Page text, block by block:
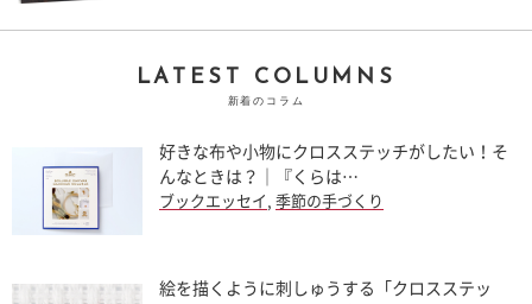
LATEST COLUMNS
新着のコラム
好きな布や小物にクロスステッチがしたい！そ
んなときは？｜『くらは…
ブックエッセイ 季節の手づくり
絵を描くように刺しゅうする「クロスステッ